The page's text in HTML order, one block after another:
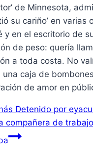
de Minnesota,
su cariño’ en varias
y en el escritorio de
de peso: quería
a toda costa. No
una caja de
de amor en
Detenido por
compañera de